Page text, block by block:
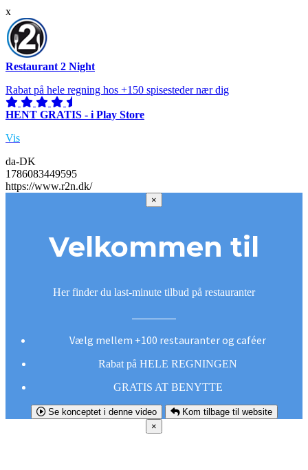
x
Restaurant 2 Night
Rabat på hele regning hos +150 spisesteder nær dig
HENT GRATIS - i Play Store
Vis
da-DK
1786083449595
https://www.r2n.dk/
×
Velkommen til
Her finder du last-minute tilbud på restauranter
Vælg mellem +100 restauranter og caféer
Rabat på HELE REGNINGEN
GRATIS AT BENYTTE
Se konceptet i denne video
Kom tilbage til website
×